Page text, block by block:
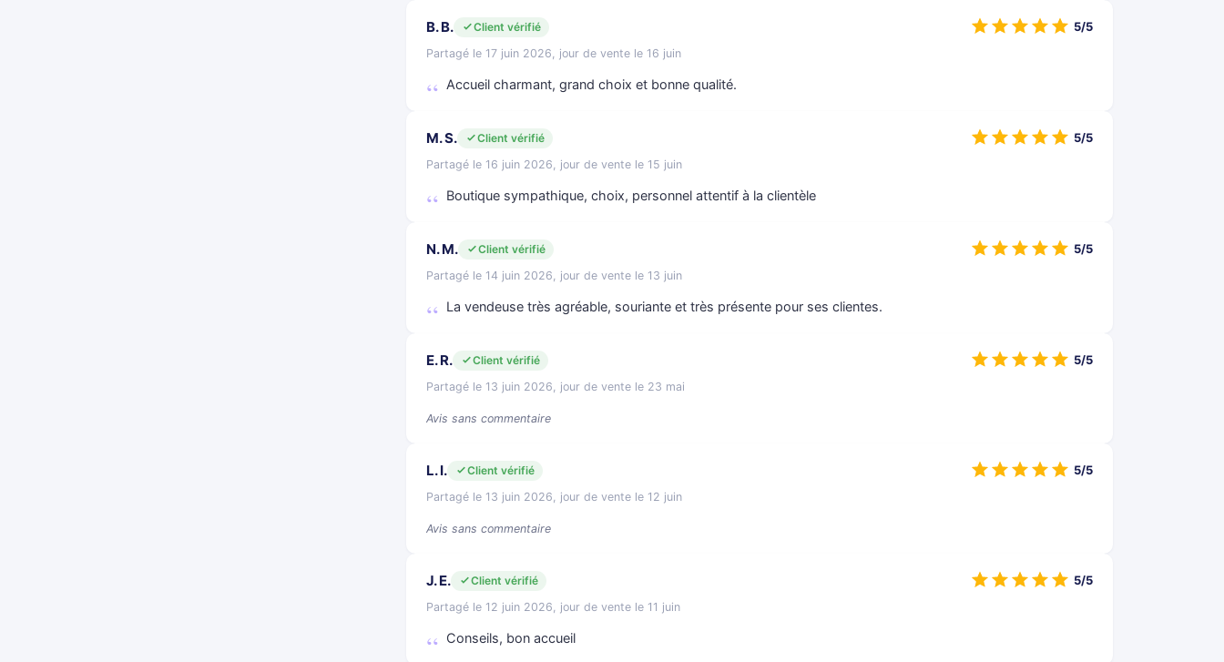
B. B.
Client vérifié
Partagé le 17 juin 2026, jour de vente le 16 juin
Accueil charmant, grand choix et bonne qualité.
5/5
M. S.
Client vérifié
Partagé le 16 juin 2026, jour de vente le 15 juin
Boutique sympathique, choix, personnel attentif à la clientèle
5/5
N. M.
Client vérifié
Partagé le 14 juin 2026, jour de vente le 13 juin
La vendeuse très agréable, souriante et très présente pour ses clientes.
5/5
E. R.
Client vérifié
Partagé le 13 juin 2026, jour de vente le 23 mai
Avis sans commentaire
5/5
L. I.
Client vérifié
Partagé le 13 juin 2026, jour de vente le 12 juin
Avis sans commentaire
5/5
J. E.
Client vérifié
Partagé le 12 juin 2026, jour de vente le 11 juin
Conseils, bon accueil
5/5